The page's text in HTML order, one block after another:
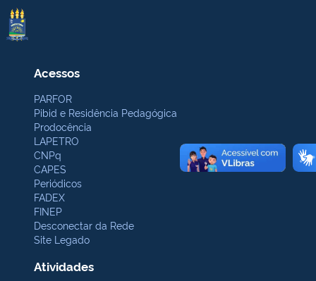
Acessos
PARFOR
Pibid e Residência Pedagógica
Prodocência
LAPETRO
CNPq
CAPES
Periódicos
FADEX
FINEP
Desconectar da Rede
Site Legado
Atividades